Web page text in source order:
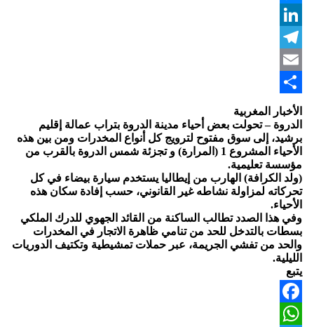
Messenger
LinkedIn
Telegram
Email
Share
الأخبار المغربية
الدروة – تحولت بعض أحياء مدينة الدروة بتراب عمالة إقليم
برشيد، إلى سوق مفتوح لترويج كل أنواع المخدرات ومن بين هذه
الأحياء المشروع 1 (المرارة) و تجزئة شمس الدروة بالقرب من
مؤسسة تعليمية.
(ولد الكرافة) الهارب من إيطاليا يستخدم سيارة بيضاء في كل
تحركاته لمزاولة نشاطه غير القانوني، حسب إفادة سكان هذه
الأحياء.
وفي هذا الصدد تطالب الساكنة من القائد الجهوي للدرك الملكي
بسطات بالتدخل للحد من تنامي ظاهرة الاتجار في المخدرات
والحد من تفشي الجريمة، عبر حملات تمشيطية وتكتيف الدوريات
الليلية.
يتبع
Facebook